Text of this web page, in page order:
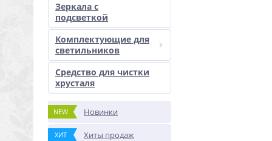
Зеркала с
подсветкой
Комплектующие для
светильников
Средство для чистки
хрусталя
NEW Новинки
ХИТ Хиты продаж